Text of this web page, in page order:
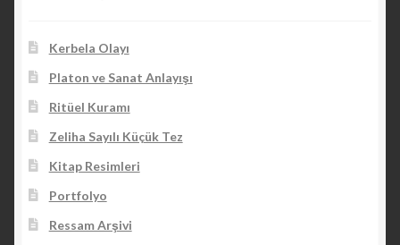
Kerbela Olayı
Platon ve Sanat Anlayışı
Ritüel Kuramı
Zeliha Sayılı Küçük Tez
Kitap Resimleri
Portfolyo
Ressam Arşivi